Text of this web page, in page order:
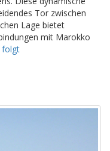
Tor zwischen
Lage bietet
mit Marokko
folgt